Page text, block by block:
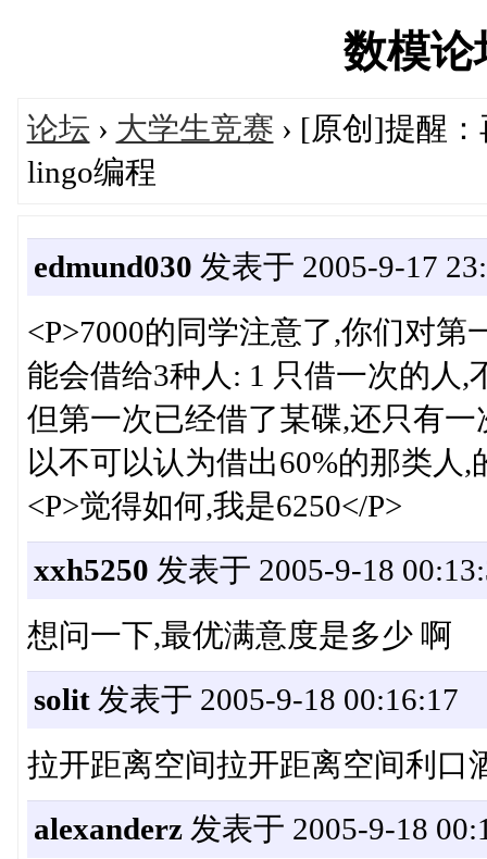
数模论
论坛 › 大学生竞赛 › [原创]提醒
lingo编程
edmund030 发表于 2005-9-17
<P>7000的同学注意了,你们对
能会借给3种人: 1 只借一次的人,
但第一次已经借了某碟,还只有
以不可以认为借出60%的那类人
<P>觉得如何,我是6250</P>
xxh5250 发表于 2005-9-18
想问一下,最优满意度是多少 啊
solit发表于 2005-9-18 00:16:17
拉开距离空间拉开距离空间利口
alexanderz发表于 2005-9-18